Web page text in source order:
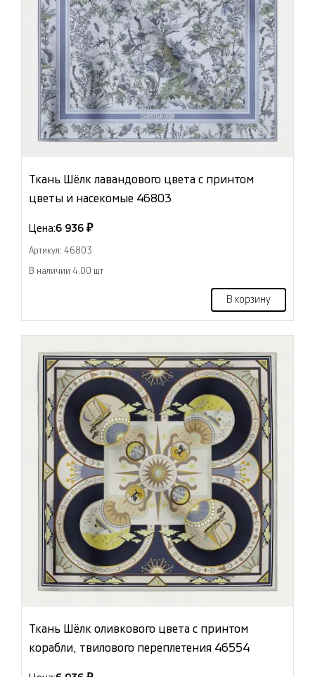
Ткань Шёлк лавандового цвета с принтом
цветы и насекомые 46803
Цена:6 936 ₽
Артикул: 46803
В наличии 4.00 шт
В корзину
Ткань Шёлк оливкового цвета с принтом
корабли, твилового переплетения 46554